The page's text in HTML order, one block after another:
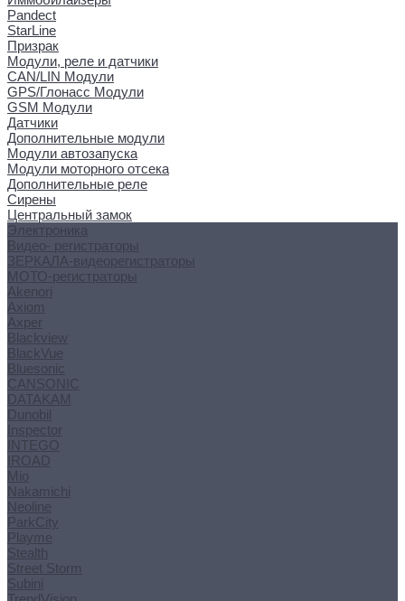
Pandect
StarLine
Призрак
Модули, реле и датчики
CAN/LIN Модули
GPS/Глонасс Модули
GSM Модули
Датчики
Дополнительные модули
Модули автозапуска
Модули моторного отсека
Дополнительные реле
Сирены
Центральный замок
Электроника
Видео- регистраторы
ЗЕРКАЛА-видеорегистраторы
МОТО-регистраторы
Akenori
Axiom
Axper
Blackview
BlackVue
Bluesonic
CANSONIC
DATAKAM
Dunobil
Inspector
INTEGO
IROAD
Mio
Nakamichi
Neoline
ParkCity
Playme
Stealth
Street Storm
Subini